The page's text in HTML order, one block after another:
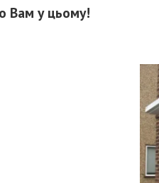
Вам у цьому!